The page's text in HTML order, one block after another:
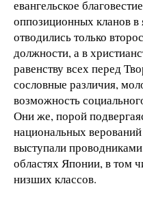
евангельское
оппозиционных кланов
отводились только
должности, а в
равенству всех перед
сословные различия,
возможность
Они же, порой
национальных
выступали
областях Японии, в том
низших классов.